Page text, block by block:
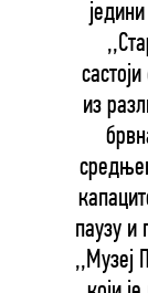
из
паузу и
,,Музеј